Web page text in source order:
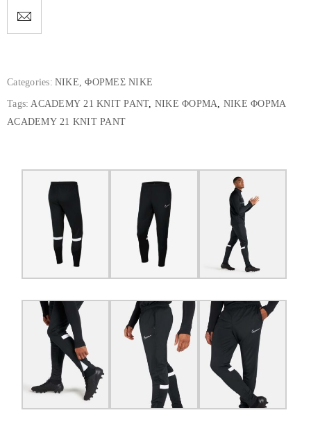
Categories: NIKE,ΦΟΡΜΕΣ ΝΙΚΕ
Tags: ACADEMY 21 KNIT PANT, NIKE ΦΟΡΜA, NIKE ΦΟΡΜA
ACADEMY 21 KNIT PANT